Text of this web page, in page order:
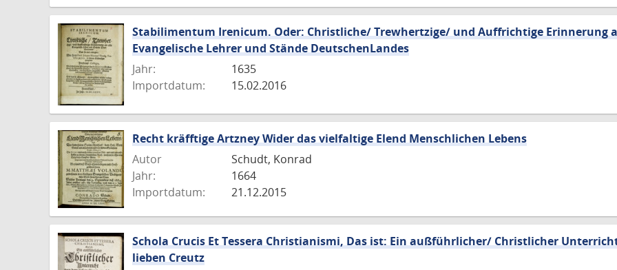
Stabilimentum Irenicum. Oder: Christliche/ Trewhertzige/ und Auffrichtige Erinnerung
Evangelische Lehrer und Stände DeutschenLandes
Jahr:
1635
Importdatum:
15.02.2016
Recht kräfftige Artzney Wider das vielfaltige Elend Menschlichen Lebens
Autor
Schudt, Konrad
Jahr:
1664
Importdatum:
21.12.2015
Schola Crucis Et Tessera Christianismi, Das ist: Ein außführlicher/ Christlicher
lieben Creutz